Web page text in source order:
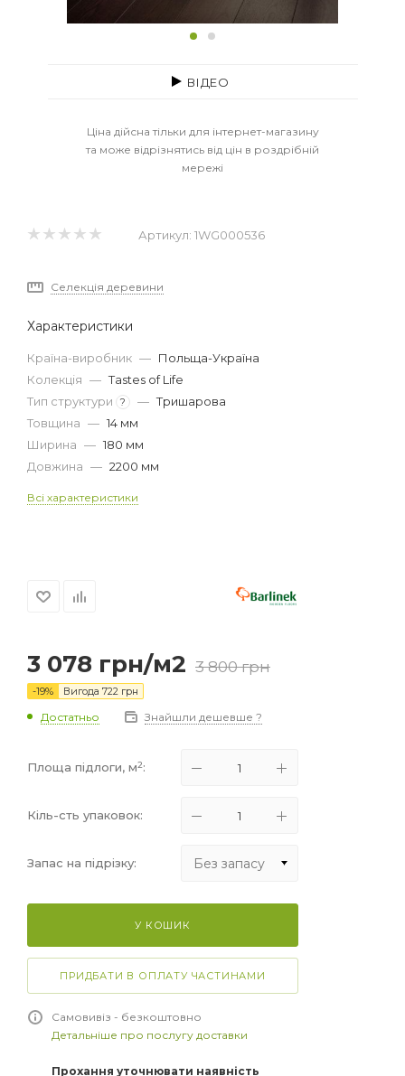
ВІДЕО
Ціна дійсна тільки для інтернет-магазину
та може відрізнятись від цін в роздрібній
мережі
Артикул: 1WG000536
Селекція деревини
Характеристики
Країна-виробник — Польща-Україна
Колекція — Tastes of Life
Тип структури
? — Тришарова
Товщина — 14 мм
Ширина — 180 мм
Довжина — 2200 мм
Всі характеристики
3 078 грн/м2 3 800грн
-19% Вигода 722 грн
Достатньо Знайшли дешевше ?
Площа підлоги, м2:
Кіль-сть упаковок:
Запас на підрізку: Без запасу
+10%
+15%
У КОШИК
ПРИДБАТИ В ОПЛАТУ ЧАСТИНАМИ
Самовивіз - безкоштовно
Детальніше про послугу доставки
Прохання уточнювати наявність